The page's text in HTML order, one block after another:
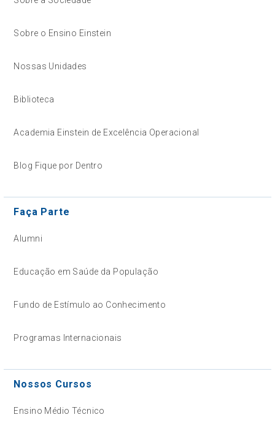
Sobre o Ensino Einstein
Nossas Unidades
Biblioteca
Academia Einstein de Excelência Operacional
Blog Fique por Dentro
Faça Parte
Alumni
Educação em Saúde da População
Fundo de Estímulo ao Conhecimento
Programas Internacionais
Nossos Cursos
Ensino Médio Técnico